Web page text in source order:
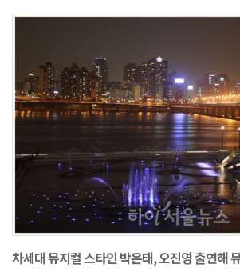
포
차세대 뮤지컬 스타인 박은태, 오진영 출연해